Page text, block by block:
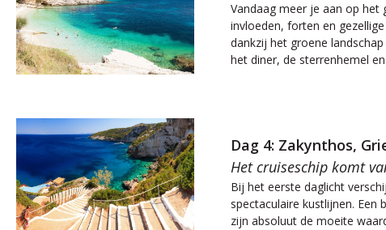
Vandaag meer je aan op
invloeden, forten en
dankzij het groene
het diner, de sterrenhemel
Dag 4: Zakynthos,
Het cruiseschip komt
Bij het eerste daglicht
spectaculaire kustlijnen.
zijn absoluut de moeite